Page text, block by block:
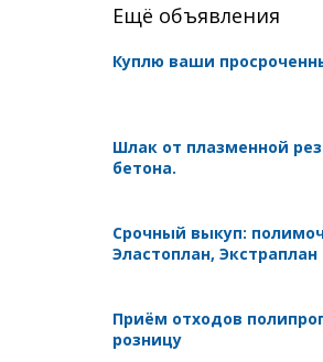
Ещё объявления
Куплю ваши
Шлак от плазменной
бетона.
Срочный выкуп:
Эластоплан, Экстраплан
Приём отходов
розницу